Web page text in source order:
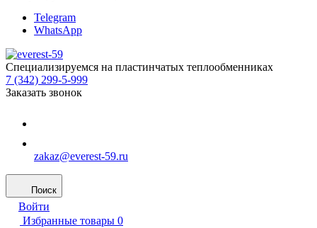
Telegram
WhatsApp
Специализируемся на пластинчатых теплообменниках
7 (342) 299-5-999
Заказать звонок
zakaz@everest-59.ru
Поиск
Войти
Избранные товары 0